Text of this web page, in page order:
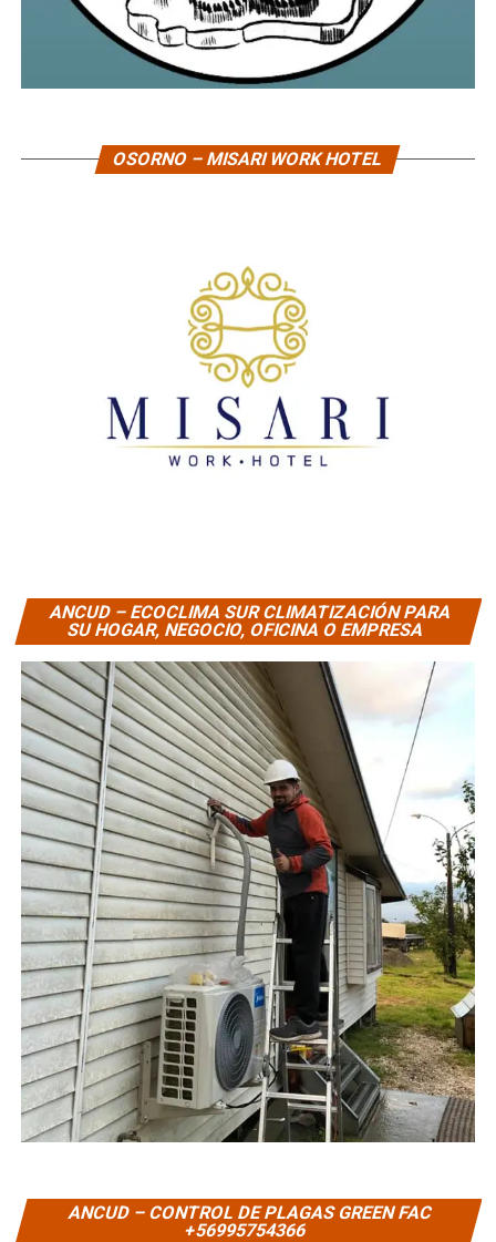
OSORNO – MISARI WORK HOTEL
ANCUD – ECOCLIMA SUR CLIMATIZACIÓN PARA
SU HOGAR, NEGOCIO, OFICINA O EMPRESA
ANCUD – CONTROL DE PLAGAS GREEN FAC
+56995754366